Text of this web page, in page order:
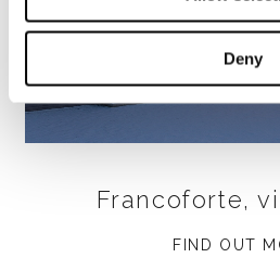
Deny
Francoforte,
FIND OUT